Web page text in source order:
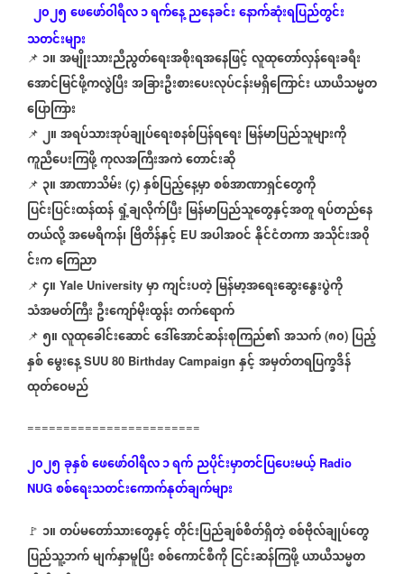
၂၀၂၅ဖေဖော်ဝါရီလ ၁ ရက်နေ့ညနေခင်းနောက်ဆုံးရပြည်တွင်း
သတင်းများ
📌 ၁။အမျိုးသားညီညွတ်ရေးအစိုးရအနေဖြင့်လူထုတော်လှန်ရေးခရီး
အောင်မြင်ဖို့ကလွဲပြီးအခြားဦးစားပေးလုပ်ငန်းမရှိကြောင်းယာယီသမ္မတ
ပြောကြား
📌 ၂။အရပ်သားအုပ်ချုပ်ရေးစနစ်ပြန်ရရေး မြန်မာပြည်သူများကို
ကူညီ‌ပေးကြဖို့ကုလအကြီးအကဲတောင်းဆို
📌 ၃။အာဏာသိမ်း (၄) နှစ်ပြည့်နေ့မှာစစ်အာဏာရှင်တွေကို
ပြင်းပြင်းထန်ထန်ရှုံ့ချလိုက်ပြီး မြန်မာပြည်သူတွေနှင့်အတူရပ်တည်နေ
တယ်လို့အမေရိကန်၊ ဗြိတိန်နှင့် EU အပါအဝင်နိုင်ငံတကာအသိုင်းအ၀ို
င်းကကြေညာ
📌 ၄။ Yale University မှာကျင်းပတဲ့မြန်မာ့အရေးဆွေးနွေးပွဲကို
သံအမတ်ကြီး ဦးကျော်မိုးထွန်းတက်ရောက်
📌 ၅။လူထုခေါင်းဆောင်ဒေါ်အောင်ဆန်းစုကြည်၏အသက် (၈၀) ပြည့်
နှစ်မွေးနေ့ SUU 80 Birthday Campaign နှင့်အမှတ်တရပြက္ခဒိန်
ထုတ်ဝေမည်
========================
၂၀၂၅ခုနှစ်ဖေဖော်ဝါရီလ ၁ ရက်ညပိုင်းမှာတင်ပြပေးမယ့် Radio
NUG စစ်ရေးသတင်းကောက်နုတ်ချက်များ
🚩 ၁။တပ်မတော်သားတွေနှင့်တိုင်းပြည်ချစ်စိတ်ရှိတဲ့စစ်ဗိုလ်ချုပ်တွေ
ပြည်သူ့ဘက်မျက်နှာမူပြီးစစ်ကောင်စီကိုငြင်းဆန်ကြဖို့ယာယီသမ္မတ